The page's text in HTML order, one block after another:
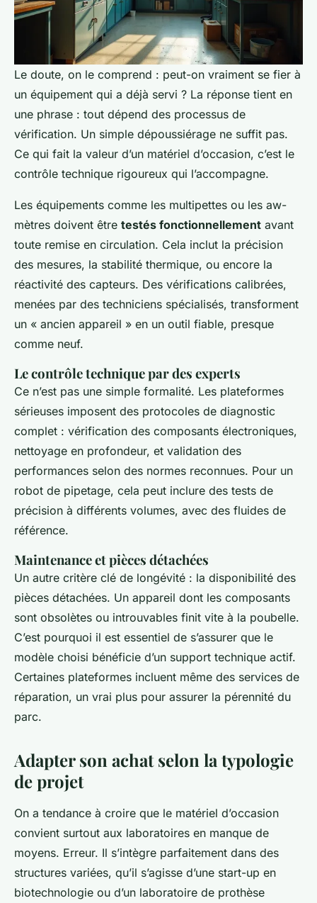
Le doute, on le comprend : peut-on vraiment se fier à
un équipement qui a déjà servi ? La réponse tient en
une phrase : tout dépend des processus de
vérification. Un simple dépoussiérage ne suffit pas.
Ce qui fait la valeur d’un matériel d’occasion, c’est le
contrôle technique rigoureux qui l’accompagne.
Les équipements comme les multipettes ou les aw-
mètres doivent être testés fonctionnellement avant
toute remise en circulation. Cela inclut la précision
des mesures, la stabilité thermique, ou encore la
réactivité des capteurs. Des vérifications calibrées,
menées par des techniciens spécialisés, transforment
un « ancien appareil » en un outil fiable, presque
comme neuf.
Le contrôle technique par des experts
Ce n’est pas une simple formalité. Les plateformes
sérieuses imposent des protocoles de diagnostic
complet : vérification des composants électroniques,
nettoyage en profondeur, et validation des
performances selon des normes reconnues. Pour un
robot de pipetage, cela peut inclure des tests de
précision à différents volumes, avec des fluides de
référence.
Maintenance et pièces détachées
Un autre critère clé de longévité : la disponibilité des
pièces détachées. Un appareil dont les composants
sont obsolètes ou introuvables finit vite à la poubelle.
C’est pourquoi il est essentiel de s’assurer que le
modèle choisi bénéficie d’un support technique actif.
Certaines plateformes incluent même des services de
réparation, un vrai plus pour assurer la pérennité du
parc.
Adapter son achat selon la typologie
de projet
On a tendance à croire que le matériel d’occasion
convient surtout aux laboratoires en manque de
moyens. Erreur. Il s’intègre parfaitement dans des
structures variées, qu’il s’agisse d’une start-up en
biotechnologie ou d’un laboratoire de prothèse